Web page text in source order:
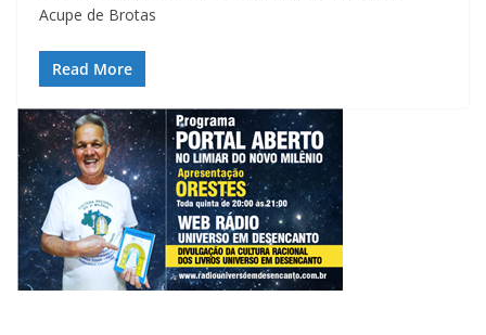
Acupe de Brotas
Read More